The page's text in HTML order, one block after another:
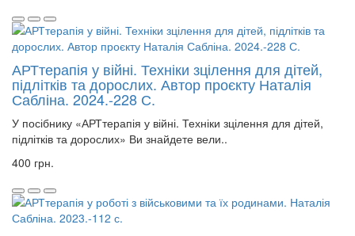
АРТтерапія у війні. Техніки зцілення для дітей,
підлітків та дорослих. Автор проєкту Наталія
Сабліна. 2024.-228 С.
У посібнику «АРТтерапія у війні. Техніки зцілення для дітей,
підлітків та дорослих» Ви знайдете вели..
400 грн.